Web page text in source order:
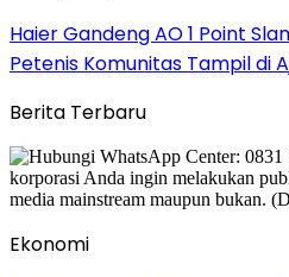
Haier Gandeng AO 1 Point
Petenis Komunitas Tampil di
Berita Terbaru
Ekonomi